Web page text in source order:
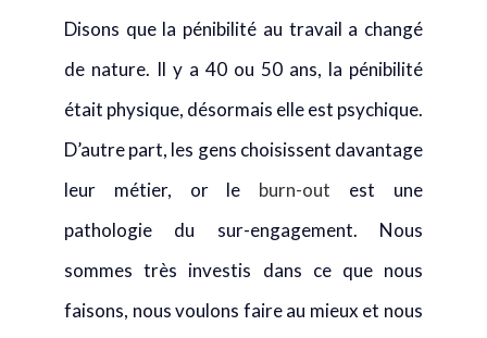
Disons que la pénibilité au travail a changé
de nature. Il y a 40 ou 50 ans, la pénibilité
était physique, désormais elle est psychique.
D’autre part, les gens choisissent davantage
leur métier, or le burn-out est une
pathologie du sur-engagement. Nous
sommes très investis dans ce que nous
faisons, nous voulons faire au mieux et nous